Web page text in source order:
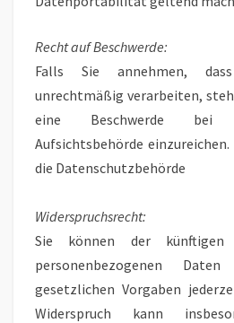
Recht auf Beschwerde:
Falls Sie annehmen,
unrechtmäßig verarbeiten,
eine Beschwerde bei
Aufsichtsbehörde
die Datenschutzbehörde
Widerspruchsrecht:
Sie können der künftigen
personenbezogenen
gesetzlichen Vorgaben
Widerspruch kann